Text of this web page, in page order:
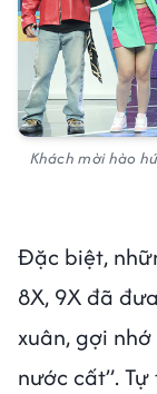
Khách mời hào
Đặc biệt,
8X, 9X đã
xuân, gợi
nước cất”.